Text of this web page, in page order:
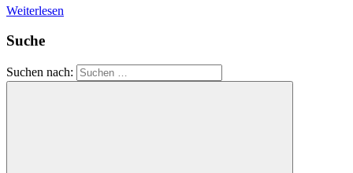
Weiterlesen
Suche
Suchen nach: